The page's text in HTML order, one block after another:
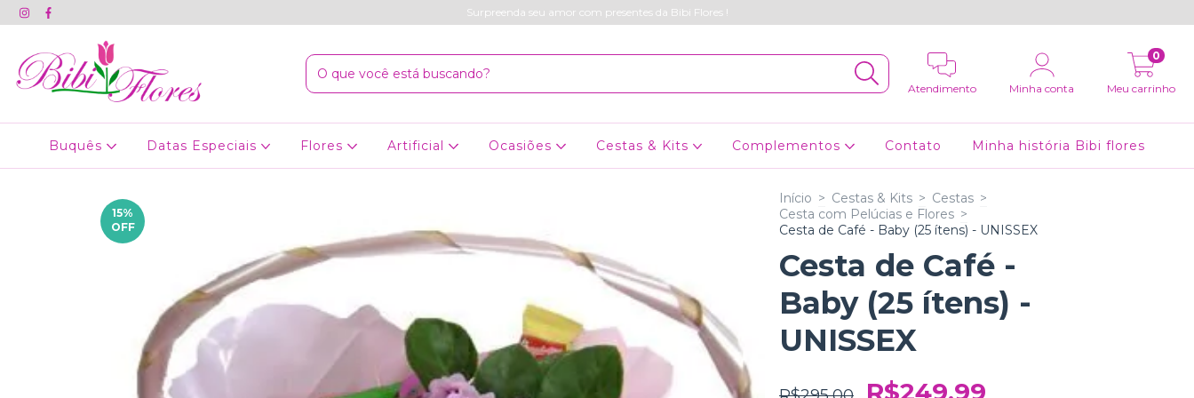
Surpreenda seu amor com presentes da Bibi Flores !
Atendimento Minha conta Meu carrinho
0
Buquês Datas Especiais Flores Artificial Ocasiões Cestas & Kits Complementos Contato Minha história Bibi flores
15%
OFF
Início > Cestas & Kits > Cestas >
Cesta com Pelúcias e Flores >
Cesta de Café - Baby (25 ítens) - UNISSEX
Cesta de Café -
Baby (25 ítens) -
UNISSEX
R$249,99